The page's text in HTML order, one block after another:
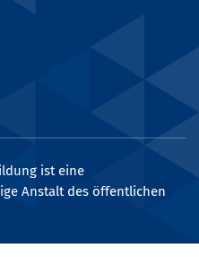
ist eine
Anstalt des öffentlichen